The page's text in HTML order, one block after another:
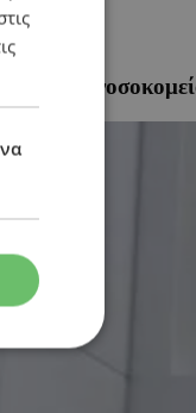
για